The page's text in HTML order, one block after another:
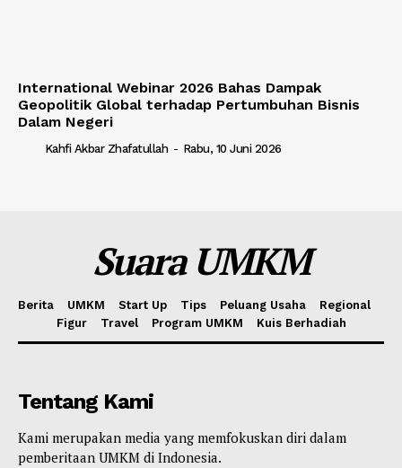
International Webinar 2026 Bahas Dampak
Geopolitik Global terhadap Pertumbuhan Bisnis
Dalam Negeri
Kahfi Akbar Zhafatullah - Rabu, 10 Juni 2026
Suara UMKM
Berita UMKM Start Up Tips Peluang Usaha
Regional
Figur
Travel Program UMKM Kuis Berhadiah
Tentang Kami
Kami merupakan media yang memfokuskan diri dalam
pemberitaan UMKM di Indonesia.